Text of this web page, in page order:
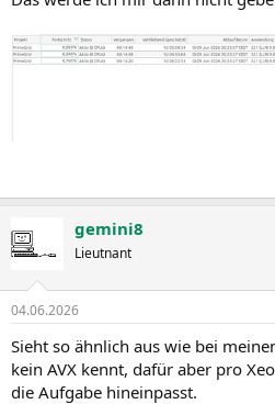
gemini8
Lieutnant
04.06.2026
Sieht so ähnlich aus wie bei
kein AVX kennt, dafür aber pro
die Aufgabe hineinpasst.